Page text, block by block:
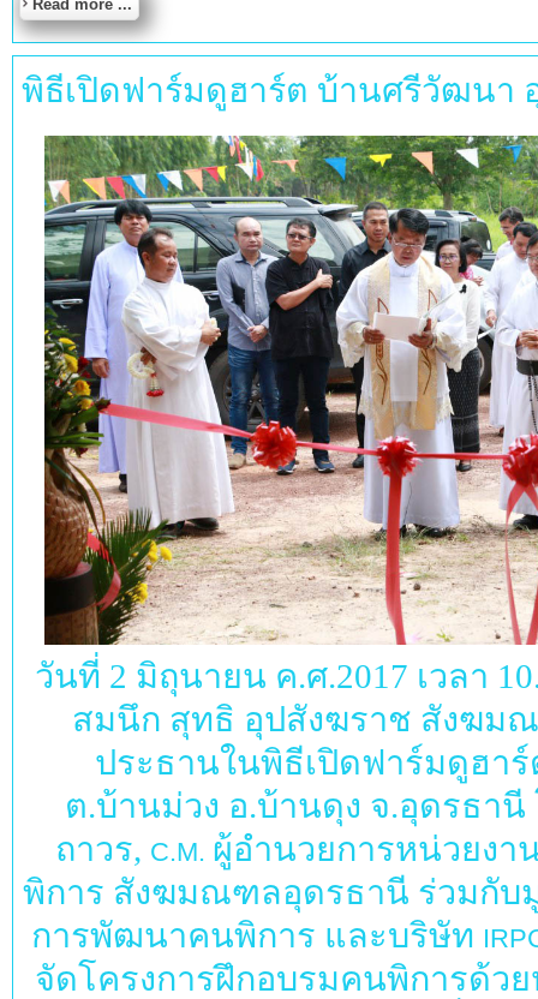
Read more ...
พิธีเปิดฟาร์มดูฮาร์ต บ้านศรีวัฒนา
วันที่ 2 มิถุนายน ค.ศ.2017 เวลา
สมนึก สุทธิ อุปสังฆราช สังฆม
ประธานในพิธีเปิดฟาร์มดูฮา
ต.บ้านม่วง อ.บ้านดุง จ.อุดรธา
ถาวร, C.M. ผู้อำนวยการหน่วยง
พิการ สังฆมณฑลอุดรธานี ร่วมกับ
การพัฒนาคนพิการ และบริษัท
จัดโครงการฝึกอบรมคนพิการด้ว